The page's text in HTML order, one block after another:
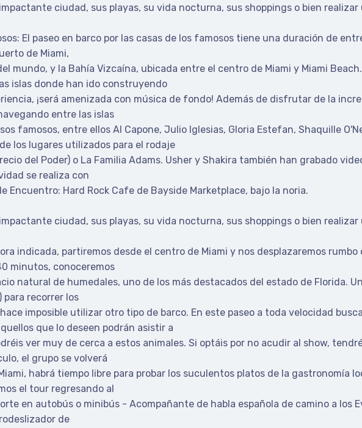
ciudad, sus playas, su vida nocturna, sus shoppings o bien
El paseo en barco por las casas de los famosos tiene una duración de
de Miami,
mundo, y la Bahía Vizcaína, ubicada entre el centro de Miami y Miami
islas donde han ido construyendo
¡será amenizada con música de fondo! Además de disfrutar de la
entre las islas
famosos, entre ellos Al Capone, Julio Iglesias, Gloria Estefan, Shaquille
los lugares utilizados para el rodaje
del Poder) o La Familia Adams. Usher y Shakira también han grabado
se realiza con
Encuentro: Hard Rock Cafe de Bayside Marketplace, bajo la noria.
ciudad, sus playas, su vida nocturna, sus shoppings o bien
indicada, partiremos desde el centro de Miami y nos desplazaremos
minutos, conoceremos
natural de humedales, uno de los más destacados del estado de Florida.
recorrer los
imposible utilizar otro tipo de barco. En este paseo a toda velocidad
que lo deseen podrán asistir a
ver muy de cerca a estos animales. Si optáis por no acudir al show,
el grupo se volverá
habrá tiempo libre para probar los suculentos platos de la gastronomía
el tour regresando al
en autobús o minibús - Acompañante de habla española de camino a los
de